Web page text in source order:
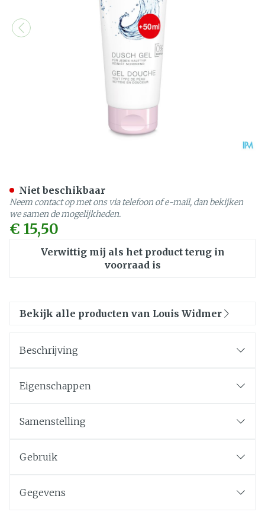
€ 15,50
Verwittig mij als het product terug in
voorraad is
Niet beschikbaar
Neem contact op met ons via telefoon of e-mail, dan bekijken
we samen de mogelijkheden.
Bekijk alle producten van Louis Widmer
Beschrijving
Eigenschappen
Samenstelling
Gebruik
Gegevens